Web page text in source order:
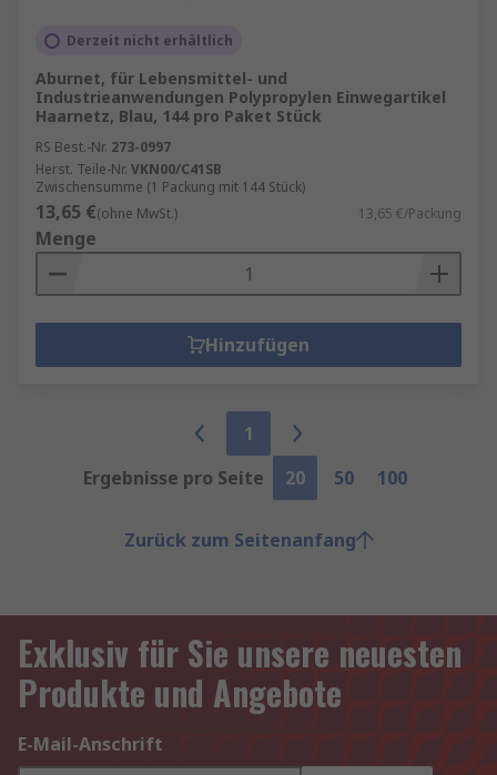
Derzeit nicht erhältlich
Aburnet, für Lebensmittel- und
Industrieanwendungen Polypropylen Einwegartikel
Haarnetz, Blau, 144 pro Paket Stück
RS Best.-Nr. 273-0997
Herst. Teile-Nr. VKN00/C41SB
Zwischensumme (1 Packung mit 144 Stück)
13,65 €(ohne MwSt.) 13,65 €/Packung
Menge
Hinzufügen
1
Ergebnisse pro Seite
20 50 100
Zurück zum Seitenanfang
Exklusiv für Sie unsere neuesten
Produkte und Angebote
E-Mail-Anschrift